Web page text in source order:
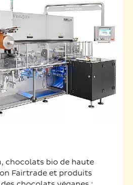
chocolats bio de haute
Fairtrade et produits